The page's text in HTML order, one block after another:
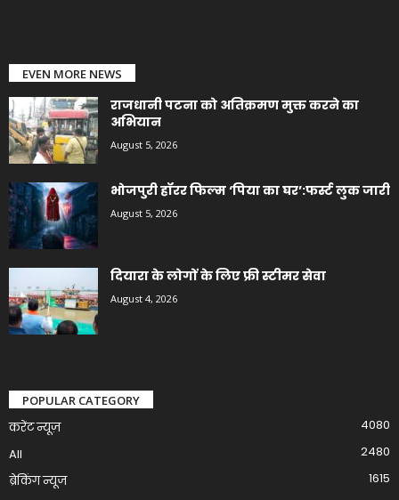
EVEN MORE NEWS
राजधानी पटना को अतिक्रमण मुक्त करने का
अभियान
August 5, 2026
भोजपुरी हॉरर फिल्म ‘पिया का घर’:फर्स्ट लुक जारी
August 5, 2026
दियारा के लोगों के लिए फ्री स्टीमर सेवा
August 4, 2026
POPULAR CATEGORY
करेंट न्यूज़
4080
All
2480
ब्रेकिंग न्यूज
1615